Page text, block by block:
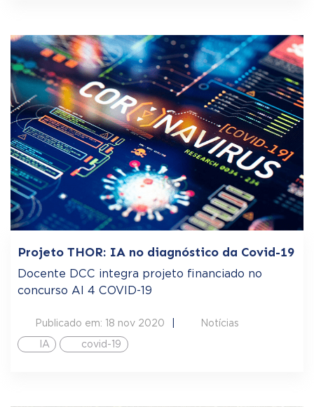
Projeto THOR: IA no diagnóstico da Covid-19
Docente DCC integra projeto financiado no
concurso AI 4 COVID-19
Publicado em: 18 nov 2020
Notícias
IA
covid-19